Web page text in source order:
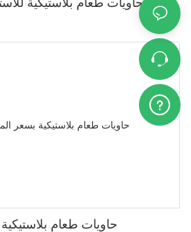
حاويات طعام